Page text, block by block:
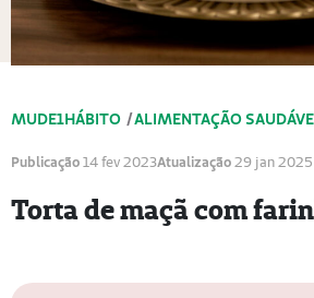
MUDE1HÁBITO /ALIMENTAÇÃO
Publicação14 fev 2023Atualização29 jan 2025
Torta de maçã com